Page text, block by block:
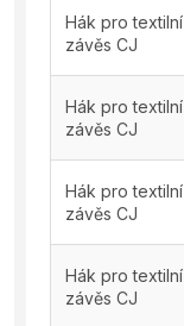
Hák pro textilní
závěs CJ
Hák pro textilní
závěs CJ
Hák pro textilní
závěs CJ
Hák pro textilní
závěs CJ